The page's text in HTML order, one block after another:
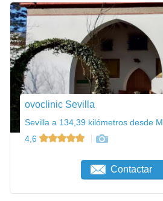
ovoclinic Sevilla
Sevilla a 134,39 kilómetros desde
4,6
Contactar